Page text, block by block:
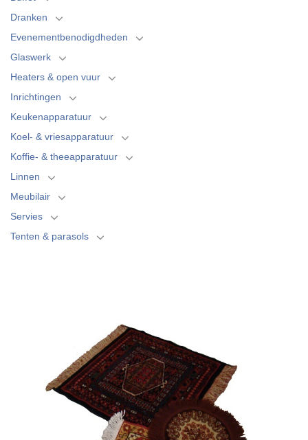
Dranken
Evenementbenodigdheden
Glaswerk
Heaters & open vuur
Inrichtingen
Keukenapparatuur
Koel- & vriesapparatuur
Koffie- & theeapparatuur
Linnen
Meubilair
Servies
Tenten & parasols